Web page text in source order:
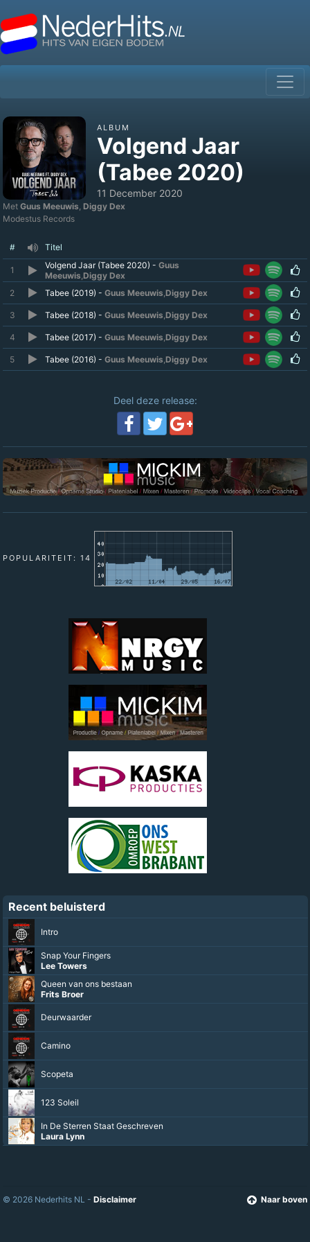
ALBUM
Volgend Jaar
(Tabee 2020)
11 December 2020
Met Guus Meeuwis, Diggy Dex
Modestus Records
# Titel
1 Volgend Jaar (Tabee 2020) - Guus
Meeuwis,Diggy Dex
2
Tabee (2019) - Guus Meeuwis,Diggy Dex
3 Tabee (2018) - Guus Meeuwis,Diggy Dex
4 Tabee (2017) - Guus Meeuwis,Diggy Dex
5 Tabee (2016) - Guus Meeuwis,Diggy Dex
Deel deze release:
POPULARITEIT: 14
Recent beluisterd
Intro
Snap Your Fingers
Lee Towers
Queen van ons bestaan
Frits Broer
Deurwaarder
Camino
Scopeta
123 Soleil
In De Sterren Staat Geschreven
Laura Lynn
Naar boven
© 2026 Nederhits NL - Disclaimer